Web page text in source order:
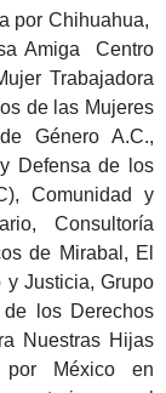
por Chihuahua,
Amiga Centro
Trabajadora
de las Mujeres
Género A.C.,
Defensa de los
Comunidad y
Consultoría
de Mirabal, El
y Justicia, Grupo
los Derechos
Nuestras Hijas
México en